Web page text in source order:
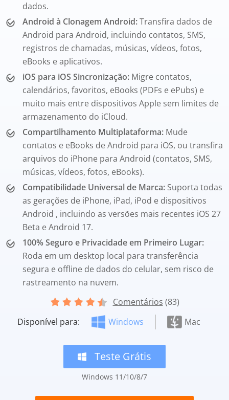
dados.
Android à Clonagem Android:Transfira dados de
Android para Android, incluindo contatos, SMS,
registros de chamadas, músicas, vídeos, fotos,
eBooks e aplicativos.
iOS para iOS Sincronização: Migre contatos,
calendários, favoritos, eBooks (PDFs e ePubs) e
muito mais entre dispositivos Apple sem limites de
armazenamento do iCloud.
Compartilhamento Multiplataforma: Mude
contatos e eBooks de Android para iOS, ou transfira
arquivos do iPhone para Android (contatos, SMS,
músicas, vídeos, fotos, eBooks).
Compatibilidade Universal de Marca: Suporta todas
as gerações de iPhone, iPad, iPod e dispositivos
Android , incluindo as versões mais recentes iOS 27
Beta e Android 17.
100% Seguro e Privacidade em Primeiro Lugar:
Roda em um desktop local para transferência
segura e offline de dados do celular, sem risco de
rastreamento na nuvem.
Comentários (83)
Disponível para:
Windows Mac
Teste Grátis
Windows 11/10/8/7